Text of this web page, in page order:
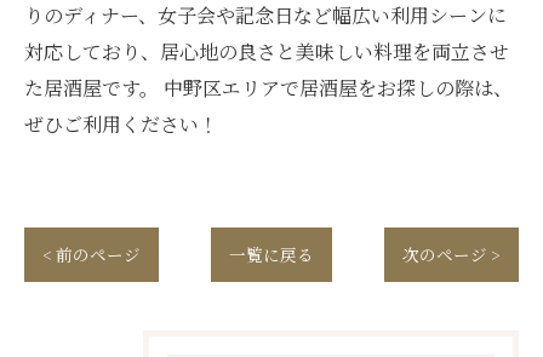
りのディナー、女子会や記念日など幅広い利用シーンに
対応しており、居心地の良さと美味しい料理を両立させ
た居酒屋です。 中野区エリアで居酒屋をお探しの際は、
ぜひご利用ください！
< 前のページ 一覧に戻る 次のページ >